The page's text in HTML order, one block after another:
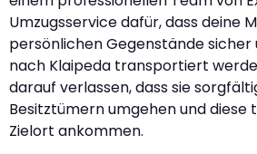
Umzugsservice dafür, dass deine
persönlichen Gegenstände sicher
nach Klaipeda transportiert
darauf verlassen, dass sie
Besitztümern umgehen und
Zielort ankommen.